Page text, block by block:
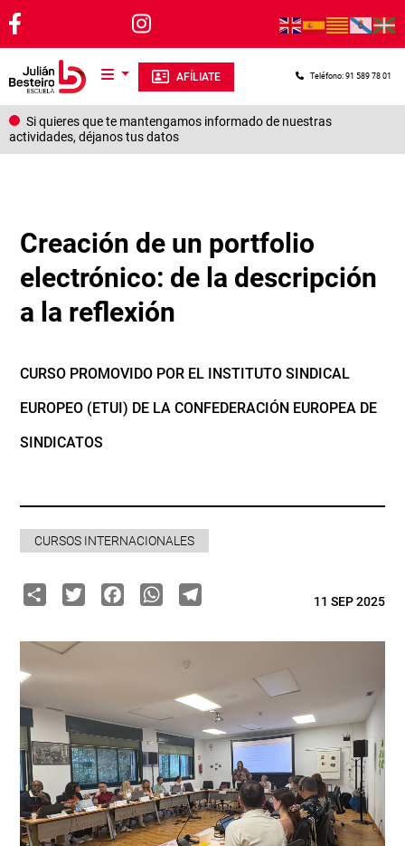
Pasar al contenido principal
AFÍLIATE Teléfono: 91 589 78 01
Si quieres que te mantengamos informado de nuestras
actividades, déjanos tus datos
Creación de un portfolio
electrónico: de la descripción
a la reflexión
CURSO PROMOVIDO POR EL INSTITUTO SINDICAL
EUROPEO (ETUI) DE LA CONFEDERACIÓN EUROPEA DE
SINDICATOS
CURSOS INTERNACIONALES
ShareTwitterFacebook
WhatsApp
Telegram11 SEP 2025